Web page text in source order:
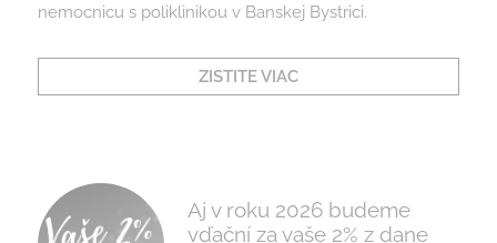
nemocnicu s poliklinikou v Banskej Bystrici.
ZISTITE VIAC
Aj v roku 2026 budeme
vďační za vaše 2% z dane